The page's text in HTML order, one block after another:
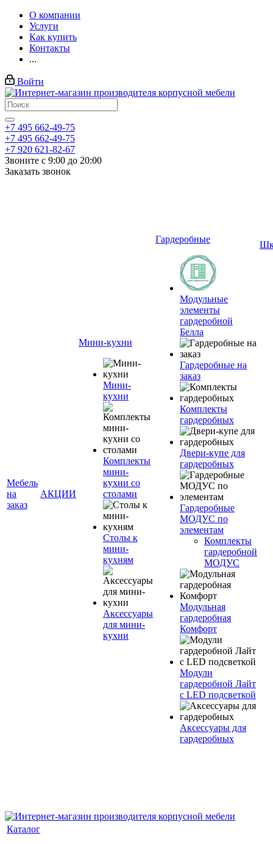
О компании
Услуги
Как купить
Контакты
...
Войти
+7 495 662-49-75
+7 495 662-49-75
+7 920 621-82-67
Звоните с 9:00 до 20:00
Заказать звонок
Мебель
на
заказ
АКЦИИ
Мини-кухни
Мини-
кухни
Комплекты
мини-
кухни со
столами
Столы к
мини-
кухням
Аксессуары
для мини-
кухни
Гардеробные
Модульные
элементы
гардеробной
Белла
Гардеробные на
заказ
Комплекты
гардеробных
Двери-купе для
гардеробных
Гардеробные
МОДУС по
элементам
Комплекты
гардеробной
МОДУС
Модульная
гардеробная
Комфорт
Модули
гардеробной Лайт
с LED подсветкой
Аксессуары для
гардеробных
Каталог